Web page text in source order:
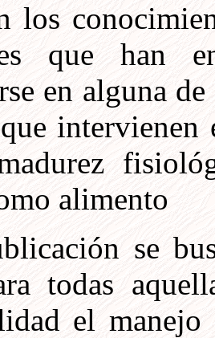
los
que han
en alguna
intervienen
alimento
se
todas
el